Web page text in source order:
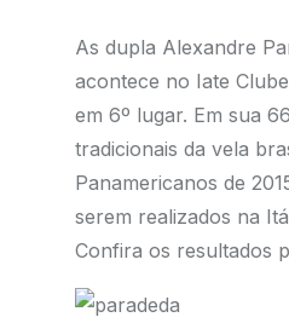
As dupla Alexandre
acontece no Iate
em 6º lugar. Em sua
tradicionais da vela
Panamericanos de
serem realizados na
Confira os resultados